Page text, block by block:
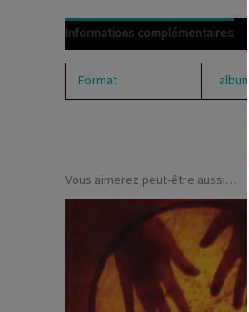
Informations complémentaires
Format album
Vous aimerez peut-être aussi…